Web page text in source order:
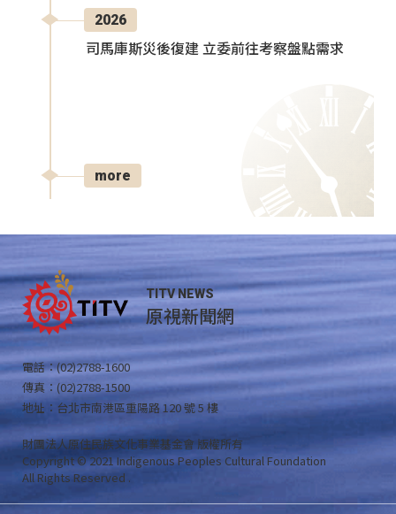
2026
司馬庫斯災後復建 立委前往考察盤點需求
more
TITV NEWS
原視新聞網
電話：(02)2788-1600
傳真：(02)2788-1500
地址：台北市南港區重陽路 120 號 5 樓
財團法人原住民族文化事業基金會 版權所有
Copyright © 2021 Indigenous Peoples Cultural Foundation
All Rights Reserved .